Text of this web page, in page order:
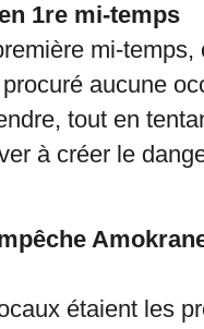
1re mi-temps
mi-temps,
aucune
tout en
à créer le
étaient les